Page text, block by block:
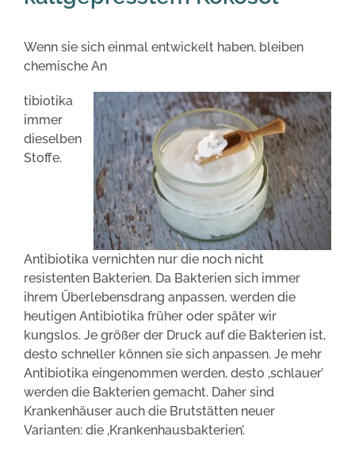
Wenn sie sich einmal entwickelt haben, bleiben
chemische An
tibiotika
immer
dieselben
Stoffe.
Antibiotika vernichten nur die noch nicht
resistenten Bakterien. Da Bakterien sich immer
ihrem Überlebensdrang anpassen, werden die
heutigen Antibiotika früher oder später wir
kungslos. Je größer der Druck auf die Bakterien ist,
desto schneller können sie sich anpassen. Je mehr
Antibiotika eingenommen werden, desto ‚schlauer’
werden die Bakterien gemacht. Daher sind
Krankenhäuser auch die Brutstätten neuer
Varianten: die ‚Krankenhausbakterien’.